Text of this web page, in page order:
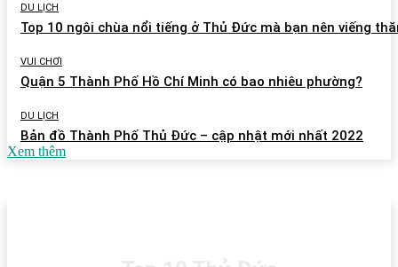
DU LỊCH
Top 10 ngôi chùa nổi tiếng ở Thủ Đức mà bạn nên viếng
VUI CHƠI
Quận 5 Thành Phố Hồ Chí Minh có bao nhiêu phường?
DU LỊCH
Bản đồ Thành Phố Thủ Đức – cập nhật mới nhất 2022
Xem thêm